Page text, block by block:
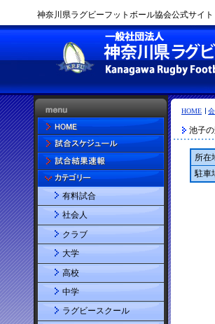
神奈川県ラグビーフットボール協会公式サイト
HOME
池子
所在
駐車
有料試合
社会人
クラブ
大学
高校
中学
ラグビースクール